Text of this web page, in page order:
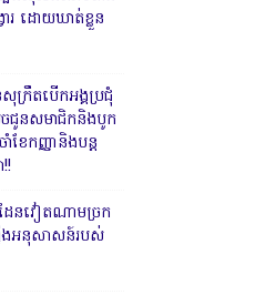
ារ ដោយឃាត់ខ្លួន
ក្រឹតបើកអង្គប្រជុំ
ជូនសមាជិកនិងបូក
ខែកញ្ញានិងបន្ត
នវៀតណាមច្រក
នឹងអនុសាសន៍របស់